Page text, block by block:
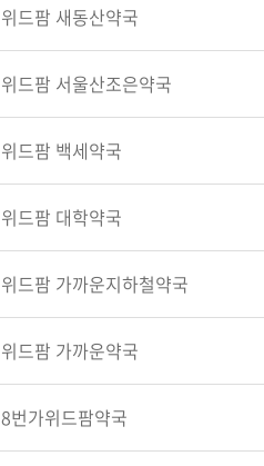
위드팜 새동산약국
위드팜 서울산조은약국
위드팜 백세약국
위드팜 대학약국
위드팜 가까운지하철약국
위드팜 가까운약국
8번가위드팜약국